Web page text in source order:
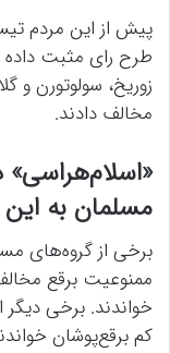
پیش از این مردم
طرح رای مثبت داده
زوریخ، سولوتورن و
مخالف دادند.
مسلمان به
برخی از گروه‌های
ممنوعیت برقع
خواندند. برخی
کم برقع‌پوشان